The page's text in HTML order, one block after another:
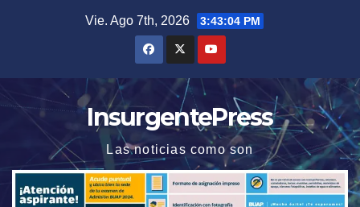
Vie. Ago 7th, 2026 3:43:04 PM
InsurgentePress
Las noticias como son